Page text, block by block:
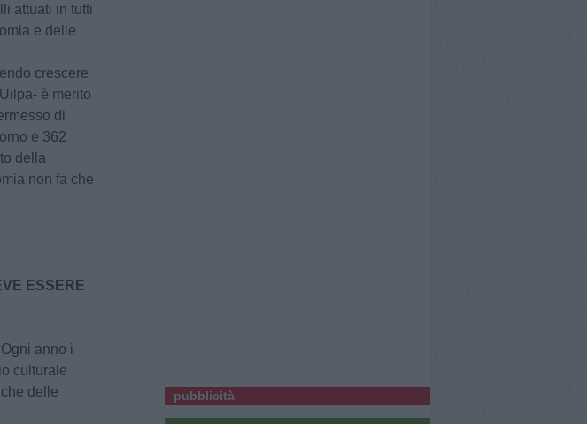
attuati in tutti
e delle
crescere
è merito
di
e 362
della
non fa che
ESSERE
anno i
culturale
delle
pubblicità